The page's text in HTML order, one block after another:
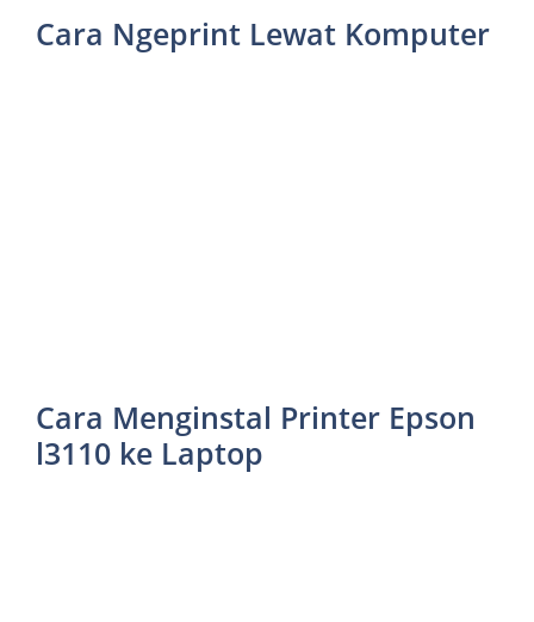
Cara Ngeprint Lewat Komputer
Cara Menginstal Printer Epson
l3110 ke Laptop